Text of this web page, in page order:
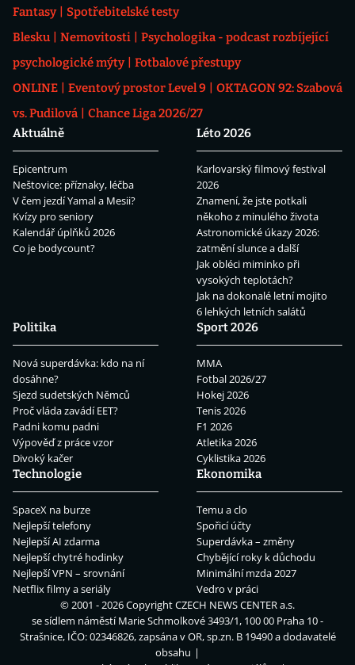
Fantasy
Spotřebitelské testy
Blesku
Nemovitosti
Psychologika - podcast rozbíjející
psychologické mýty
Fotbalové přestupy
ONLINE
Eventový prostor Level 9
OKTAGON 92: Szabová
vs. Pudilová
Chance Liga 2026/27
Aktuálně
Epicentrum
Neštovice: příznaky, léčba
V čem jezdí Yamal a Mesii?
Kvízy pro seniory
Kalendář úplňků 2026
Co je bodycount?
Léto 2026
Karlovarský filmový festival
2026
Znamení, že jste potkali
někoho z minulého života
Astronomické úkazy 2026:
zatmění slunce a další
Jak obléci miminko při
vysokých teplotách?
Jak na dokonalé letní mojito
6 lehkých letních salátů
Politika
Nová superdávka: kdo na ní
dosáhne?
Sjezd sudetských Němců
Proč vláda zavádí EET?
Padni komu padni
Výpověď z práce vzor
Divoký kačer
Sport 2026
MMA
Fotbal 2026/27
Hokej 2026
Tenis 2026
F1 2026
Atletika 2026
Cyklistika 2026
Technologie
SpaceX na burze
Nejlepší telefony
Nejlepší AI zdarma
Nejlepší chytré hodinky
Nejlepší VPN – srovnání
Netflix filmy a seriály
Ekonomika
Temu a clo
Spořicí účty
Superdávka – změny
Chybějící roky k důchodu
Minimální mzda 2027
Vedro v práci
© 2001 - 2026 CopyrightCZECH NEWS CENTER a.s.
se sídlem náměstí Marie Schmolkové 3493/1, 100 00 Praha 10 -
Strašnice, IČO: 02346826, zapsána v OR, sp.zn. B 19490 a dodavatelé
obsahu